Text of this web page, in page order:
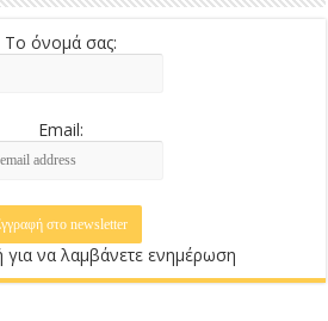
Το όνομά σας:
Email:
για να λαμβάνετε ενημέρωση